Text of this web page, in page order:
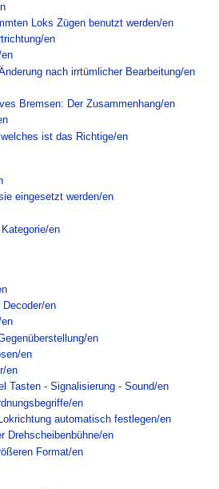
Loks Zügen benutzt werden/en
en
nach irrtümlicher Bearbeitung/en
Bremsen: Der Zusammenhang/en
ist das Richtige/en
eingesetzt werden/en
en
Decoder/en
en
en
en
Tasten - Signalisierung - Sound/en
en
automatisch festlegen/en
Drehscheibenbühne/en
Format/en